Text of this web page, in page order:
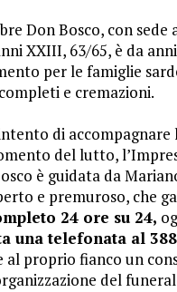
Don Bosco, con sede
XXIII, 63/65, è da
per le famiglie
e cremazioni.
di accompagnare
del lutto,
è guidata da
e premuroso, che
24 ore su 24,
una telefonata al
al proprio fianco un
del